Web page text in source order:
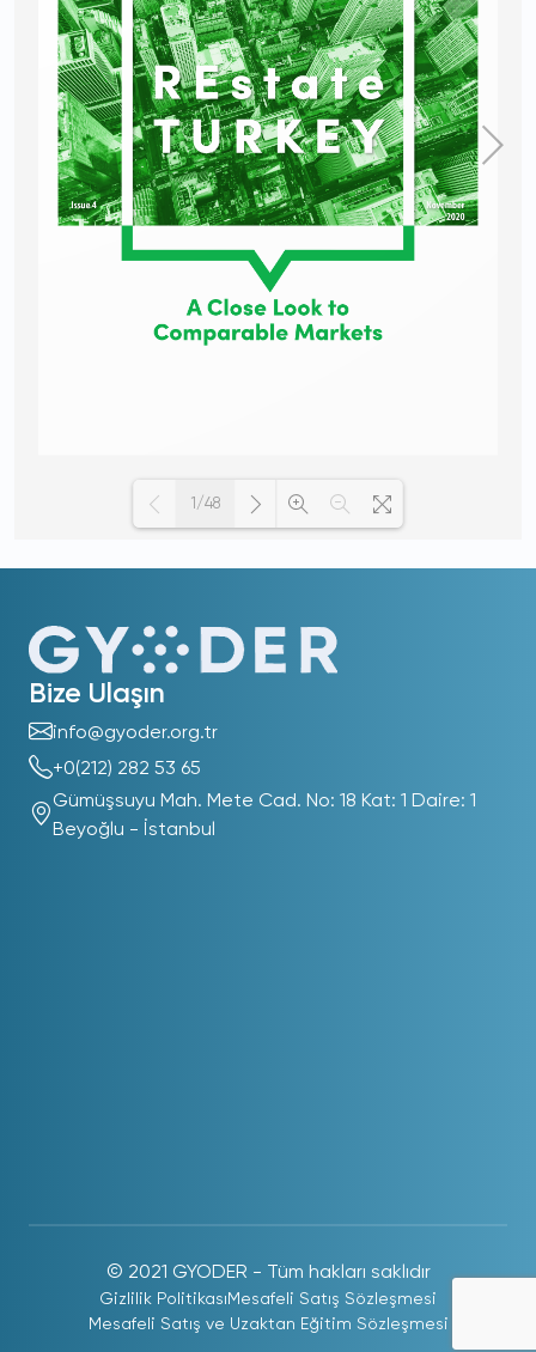
1/48
Bize Ulaşın
info@gyoder.org.tr
+0(212) 282 53 65
Gümüşsuyu Mah. Mete Cad. No: 18 Kat: 1 Daire: 1
Beyoğlu - İstanbul
© 2021 GYODER - Tüm hakları saklıdır
Gizlilik Politikası Mesafeli Satış Sözleşmesi
Mesafeli Satış ve Uzaktan Eğitim Sözleşmesi